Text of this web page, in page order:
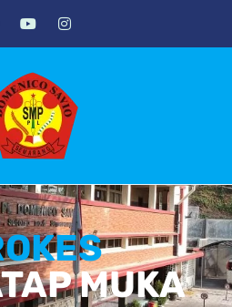
MUKA